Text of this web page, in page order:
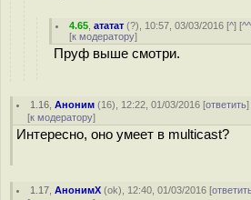
4.65 ,ататат (?), 10:57, 03/03/2016 [^] [^^
[к модератору]
Пруф выше смотри.
1.16 ,Аноним (16), 12:22, 01/03/2016 [ответить]
[к модератору]
Интересно, оно умеет в multicast?
1.17 ,АнонимХ (ok), 12:40, 01/03/2016 [